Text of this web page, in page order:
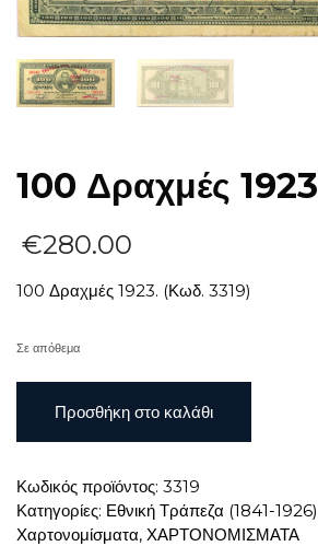
100 Δραχμές 1923
€280.00
100 Δραχμές 1923. (Κωδ. 3319)
Σε απόθεμα
Δραχμές
1923
Προσθήκη στο καλάθι
Κωδικός προϊόντος: 3319
Κατηγορίες: Εθνική Τράπεζα (1841-1926)
Χαρτονομίσματα, ΧΑΡΤΟΝΟΜΙΣΜΑΤΑ